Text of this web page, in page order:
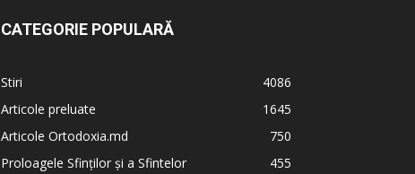
CATEGORIE POPULARĂ
Stiri
4086
Articole preluate
1645
Articole Ortodoxia.md
750
Proloagele Sfinților și a Sfintelor
455